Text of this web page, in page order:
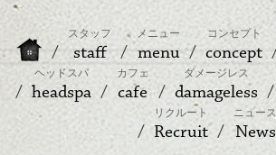
スタッフ
staff
メニュー
menu
コンセプト
concept
ヘッドスパ
headspa
カフェ
cafe
ダメージレス
damageless
リクルート
Recruit
ニュース
News